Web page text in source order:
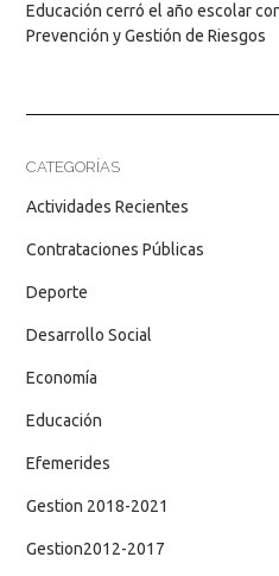
Educación cerró el año escolar
Prevención y Gestión de Riesgos
CATEGORÍAS
Actividades Recientes
Contrataciones Públicas
Deporte
Desarrollo Social
Economía
Educación
Efemerides
Gestion 2018-2021
Gestion2012-2017